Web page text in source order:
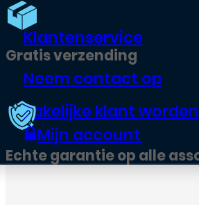
Klantenservice
Neem contact op
Zakelijke klant worden
Mijn account